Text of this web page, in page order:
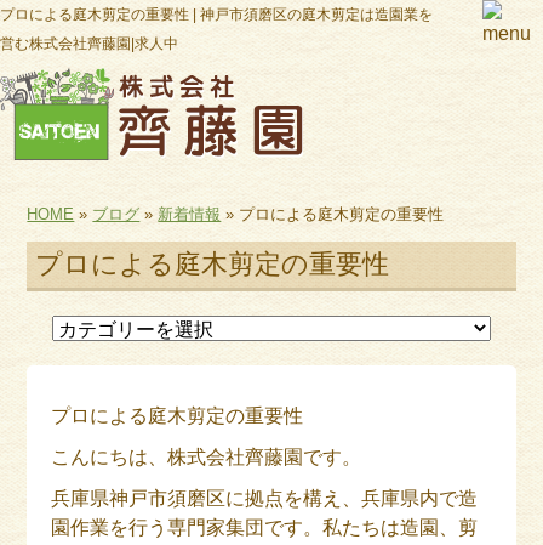
プロによる庭木剪定の重要性 | 神戸市須磨区の庭木剪定は造園業を
営む株式会社齊藤園|求人中
HOME » ブログ » 新着情報 » プロによる庭木剪定の重要性
プロによる庭木剪定の重要性
プロによる庭木剪定の重要性
こんにちは、株式会社齊藤園です。
兵庫県神戸市須磨区に拠点を構え、兵庫県内で造
園作業を行う専門家集団です。私たちは造園、剪